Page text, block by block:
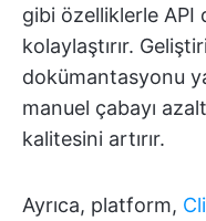
gibi özelliklerle
kolaylaştırır.
dokümantasyonu
manuel çabayı
kalitesini artırır.
Ayrıca, platform,